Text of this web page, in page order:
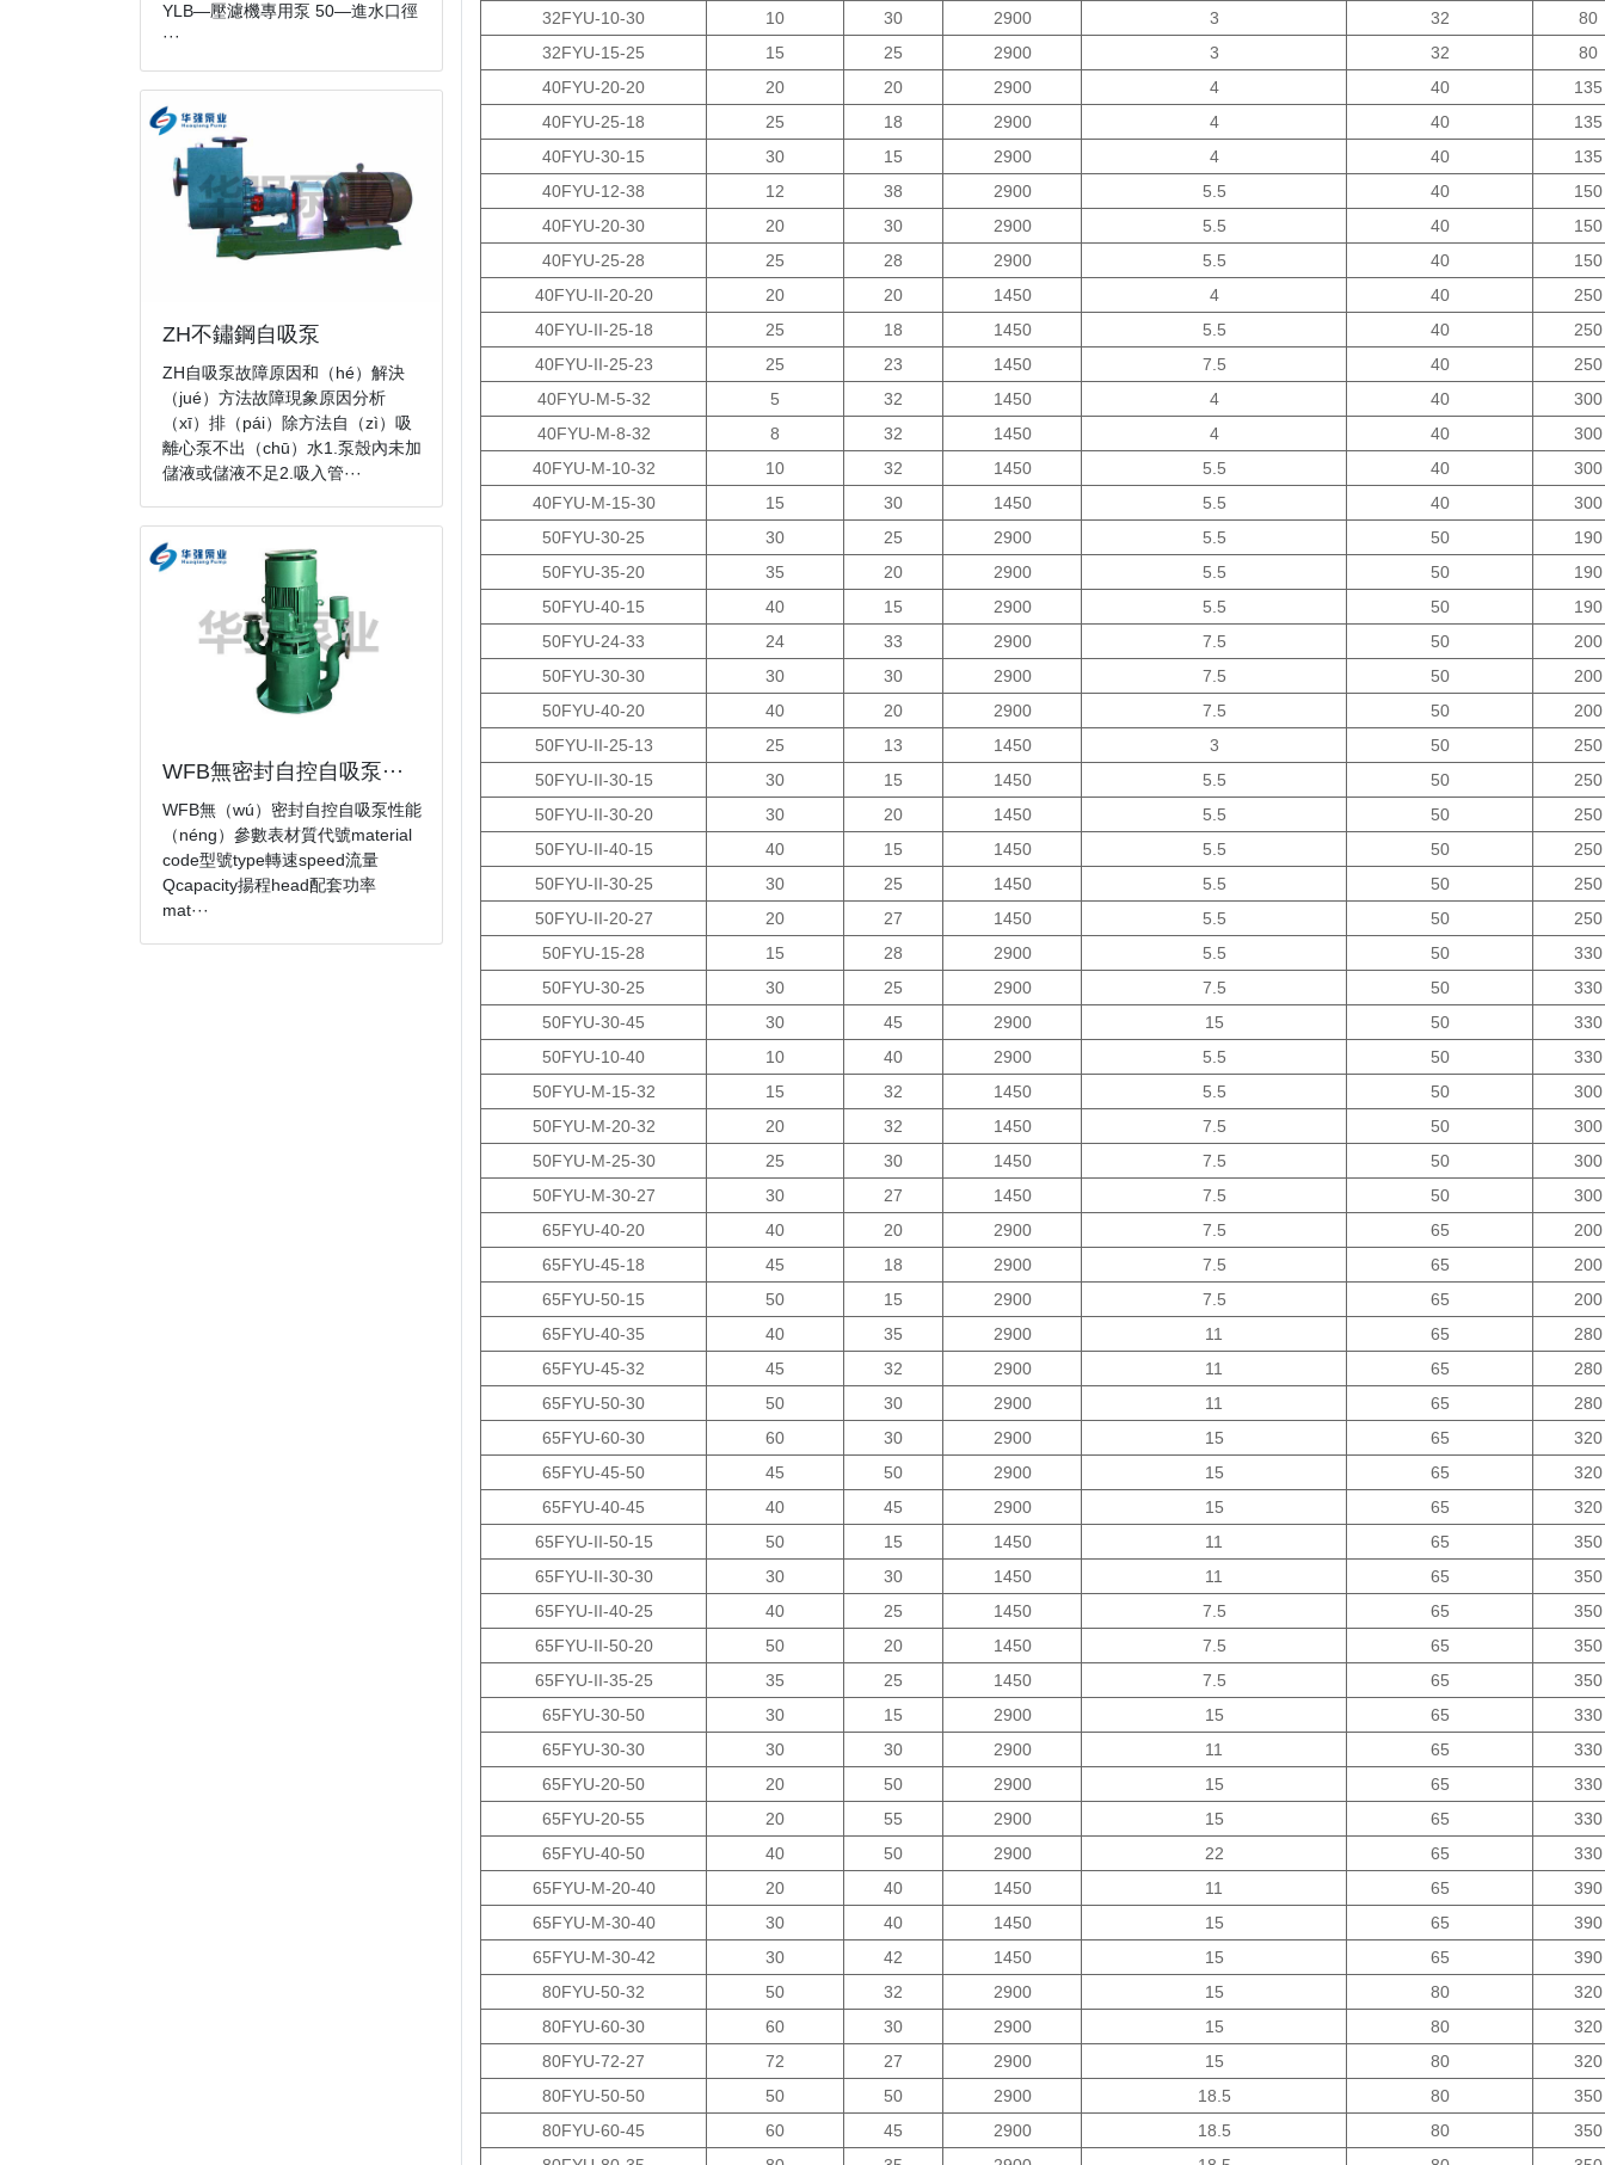
YLB—壓濾機專用泵 50—進水口徑
···
ZH不鏽鋼自吸泵
ZH自吸泵故障原因和（hé）解決
（jué）方法故障現象原因分析
（xī）排（pái）除方法自（zì）吸
離心泵不出（chū）水1.泵殼內未加
儲液或儲液不足2.吸入管···
WFB無密封自控自吸泵···
WFB無（wú）密封自控自吸泵性能
（néng）參數表材質代號material
code型號type轉速speed流量
Qcapacity揚程head配套功率
mat···
32FYU-10-30
10 30 2900 3 32
80
32FYU-15-25
15 25 2900 3 32
80
40FYU-20-20
20 20 2900 4 40
135
40FYU-25-18
25 18 2900 4 40
135
40FYU-30-15
30 15 2900 4 40
135
40FYU-12-38
12 38 2900 5.5 40
150
40FYU-20-30
20 30 2900 5.5 40
150
40FYU-25-28
25 28 2900 5.5 40
150
40FYU-II-20-20
20 20 1450 4 40
250
40FYU-II-25-18
25 18 1450 5.5 40
250
40FYU-II-25-23
25 23 1450 7.5 40
250
40FYU-M-5-32
5 32 1450 4 40
300
40FYU-M-8-32
8 32 1450 4 40
300
40FYU-M-10-32
10 32 1450 5.5 40
300
40FYU-M-15-30
15 30 1450 5.5 40
300
50FYU-30-25
30 25 2900 5.5 50
190
50FYU-35-20
35 20 2900 5.5 50
190
50FYU-40-15
40 15 2900 5.5 50
190
50FYU-24-33
24 33 2900 7.5 50
200
50FYU-30-30
30 30 2900 7.5 50
200
50FYU-40-20
40 20 2900 7.5 50
200
50FYU-II-25-13
25 13 1450 3 50
250
50FYU-II-30-15
30 15 1450 5.5 50
250
50FYU-II-30-20
30 20 1450 5.5 50
250
50FYU-II-40-15
40 15 1450 5.5 50
250
50FYU-II-30-25
30 25 1450 5.5 50
250
50FYU-II-20-27
20 27 1450 5.5 50
250
50FYU-15-28
15 28 2900 5.5 50
330
50FYU-30-25
30 25 2900 7.5 50
330
50FYU-30-45
30 45 2900 15 50
330
50FYU-10-40
10 40 2900 5.5 50
330
50FYU-M-15-32
15 32 1450 5.5 50
300
50FYU-M-20-32
20 32 1450 7.5 50
300
50FYU-M-25-30
25 30 1450 7.5 50
300
50FYU-M-30-27
30 27 1450 7.5 50
300
65FYU-40-20
40 20 2900 7.5 65
200
65FYU-45-18
45 18 2900 7.5 65
200
65FYU-50-15
50 15 2900 7.5 65
200
65FYU-40-35
40 35 2900 11 65
280
65FYU-45-32
45 32 2900 11 65
280
65FYU-50-30
50 30 2900 11 65
280
65FYU-60-30
60 30 2900 15 65
320
65FYU-45-50
45 50 2900 15 65
320
65FYU-40-45
40 45 2900 15 65
320
65FYU-II-50-15
50 15 1450 11 65
350
65FYU-II-30-30
30 30 1450 11 65
350
65FYU-II-40-25
40 25 1450 7.5 65
350
65FYU-II-50-20
50 20 1450 7.5 65
350
65FYU-II-35-25
35 25 1450 7.5 65
350
65FYU-30-50
30 15 2900 15 65
330
65FYU-30-30
30 30 2900 11 65
330
65FYU-20-50
20 50 2900 15 65
330
65FYU-20-55
20 55 2900 15 65
330
65FYU-40-50
40 50 2900 22 65
330
65FYU-M-20-40
20 40 1450 11 65
390
65FYU-M-30-40
30 40 1450 15 65
390
65FYU-M-30-42
30 42 1450 15 65
390
80FYU-50-32
50 32 2900 15 80
320
80FYU-60-30
60 30 2900 15 80
320
80FYU-72-27
72 27 2900 15 80
320
80FYU-50-50
50 50 2900 18.5 80
350
80FYU-60-45
60 45 2900 18.5 80
350